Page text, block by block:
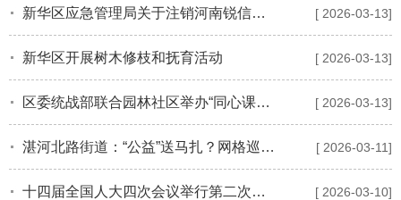
新华区应急管理局关于注销河南锐信商贸有限公司《危险化学品经营许可证》的情况说明 [ 2026-03-13]
新华区开展树木修枝和抚育活动 [ 2026-03-13]
区委统战部联合园林社区举办“同心课堂颂华章 音乐党课唱初心”主题活动 [ 2026-03-13]
湛河北路街道：“公益”送马扎？网格巡查智破骗局 [ 2026-03-11]
十四届全国人大四次会议举行第二次全体会议 习近平等出席 [ 2026-03-10]